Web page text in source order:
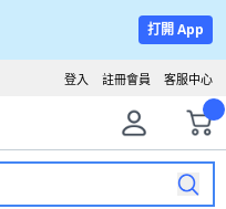
打開 App
客服中心
註冊會員
登入